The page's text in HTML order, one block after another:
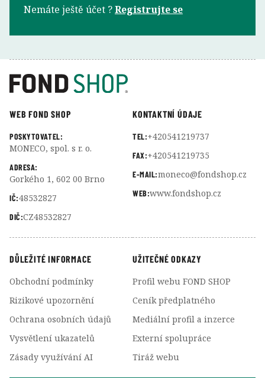
Nemáte ještě účet ?Registrujte se
WEB FOND SHOP
POSKYTOVATEL:
MONECO, spol. s r. o.
ADRESA:
Gorkého 1, 602 00 Brno
IČ:48532827
DIČ:CZ48532827
KONTAKTNÍ ÚDAJE
TEL:+420541219737
FAX:+420541219735
E-MAIL:moneco@fondshop.cz
WEB:www.fondshop.cz
DŮLEŽITÉ INFORMACE
Obchodní podmínky
Rizikové upozornění
Ochrana osobních údajů
Vysvětlení ukazatelů
Zásady využívání AI
UŽITEČNÉ ODKAZY
Profil webu FOND SHOP
Ceník předplatného
Mediální profil a inzerce
Externí spolupráce
Tiráž webu